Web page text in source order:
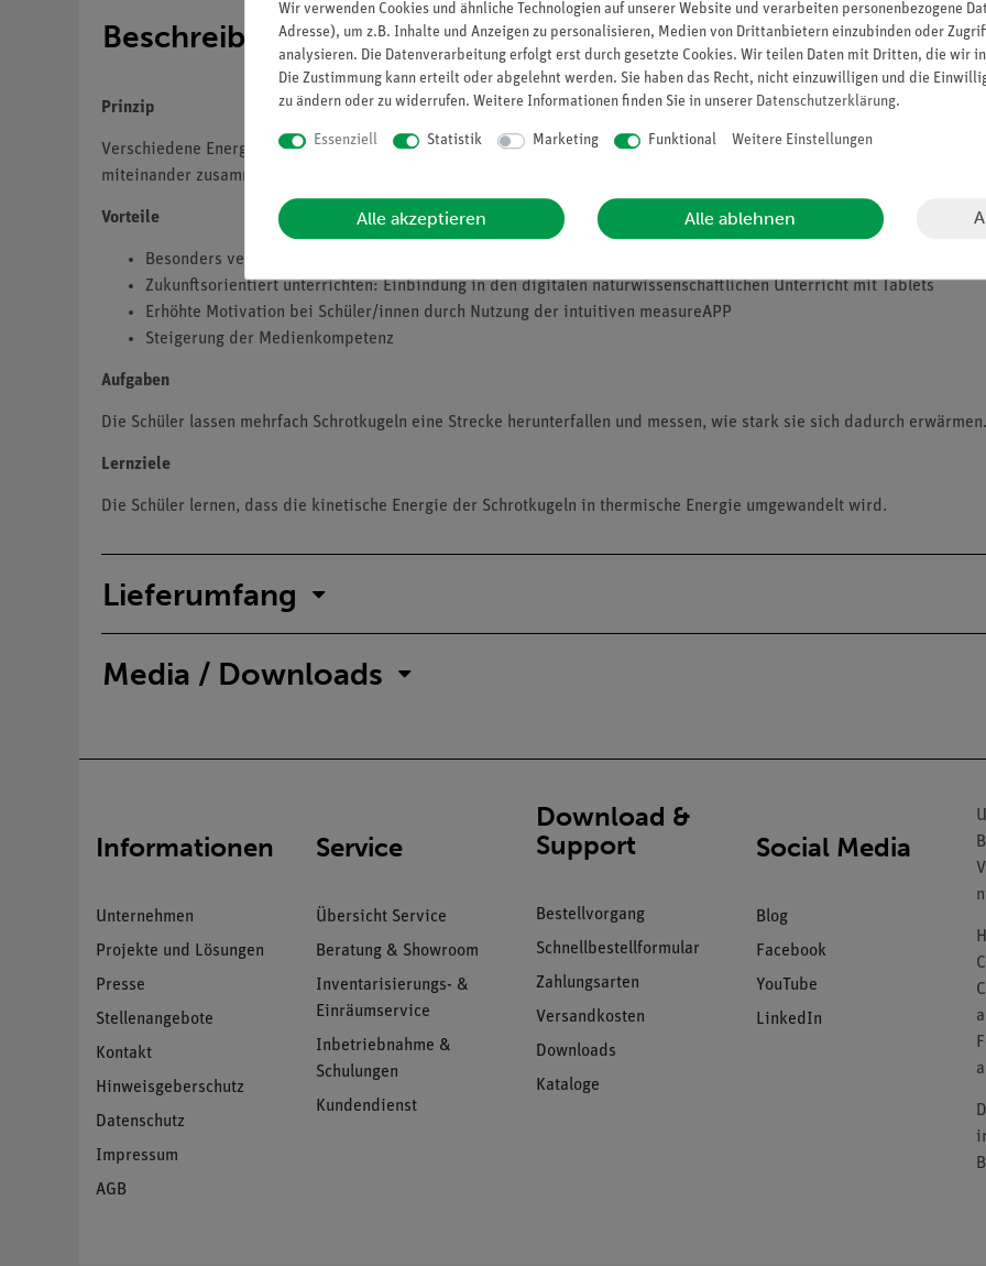
Beschreibung
Prinzip
Verschiedene Energieformen lassen sich ineinander umwandeln. Hier wird die Lageenergie von Schrotkugeln in
miteinander zusammenstoßen.
Vorteile
Besonders verständliche und didaktisch aufbereitete Versuchsbeschreibung (Alltagsbezug etc.) inkl.
Zukunftsorientiert unterrichten: Einbindung in den digitalen naturwissenschaftlichen Unterricht mit Tablets
Erhöhte Motivation bei Schüler/innen durch Nutzung der intuitiven measureAPP
Steigerung der Medienkompetenz
Aufgaben
Die Schüler lassen mehrfach Schrotkugeln eine Strecke herunterfallen und messen, wie stark sie sich dadurch erwärmen.
Lernziele
Die Schüler lernen, dass die kinetische Energie der Schrotkugeln in thermische Energie umgewandelt wird.
Lieferumfang
Media / Downloads
Informationen
Unternehmen
Projekte und Lösungen
Presse
Stellenangebote
Kontakt
Hinweisgeberschutz
Datenschutz
Impressum
AGB
Service
Übersicht Service
Beratung & Showroom
Inventarisierungs- &
Einräumservice
Inbetriebnahme &
Schulungen
Kundendienst
Download &
Support
Bestellvorgang
Schnellbestellformular
Zahlungsarten
Versandkosten
Downloads
Kataloge
Social Media
Blog
Facebook
YouTube
LinkedIn
Wir verwenden Cookies und ähnliche Technologien auf unserer Website und verarbeiten personenbezogene
Adresse), um z.B. Inhalte und Anzeigen zu personalisieren, Medien von Drittanbietern einzubinden oder
analysieren. Die Datenverarbeitung erfolgt erst durch gesetzte Cookies. Wir teilen Daten mit Dritten, die wir
Die Zustimmung kann erteilt oder abgelehnt werden. Sie haben das Recht, nicht einzuwilligen und die
zu ändern oder zu widerrufen. Weitere Informationen finden Sie in unserer Daten­schutz­erklärung.
Essenziell Statistik Marketing Funktional Weitere Einstellungen
Alle akzeptieren Alle ablehnen